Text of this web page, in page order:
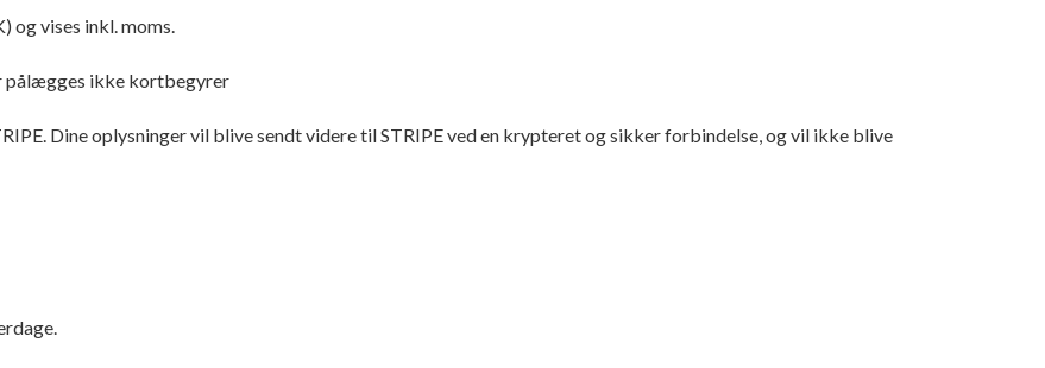
og vises inkl. moms.
pålægges ikke kortbegyrer
Dine oplysninger vil blive sendt videre til STRIPE ved en krypteret og sikker forbindelse, og vil ikke blive